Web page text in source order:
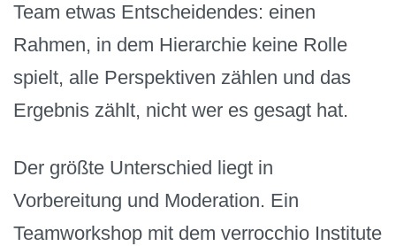
Team etwas Entscheidendes: einen
Rahmen, in dem Hierarchie keine Rolle
spielt, alle Perspektiven zählen und das
Ergebnis zählt, nicht wer es gesagt hat.
Der größte Unterschied liegt in
Vorbereitung und Moderation. Ein
Teamworkshop mit dem verrocchio Institute